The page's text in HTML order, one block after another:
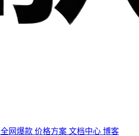
全网爆款 价格方案 文档中心 博客